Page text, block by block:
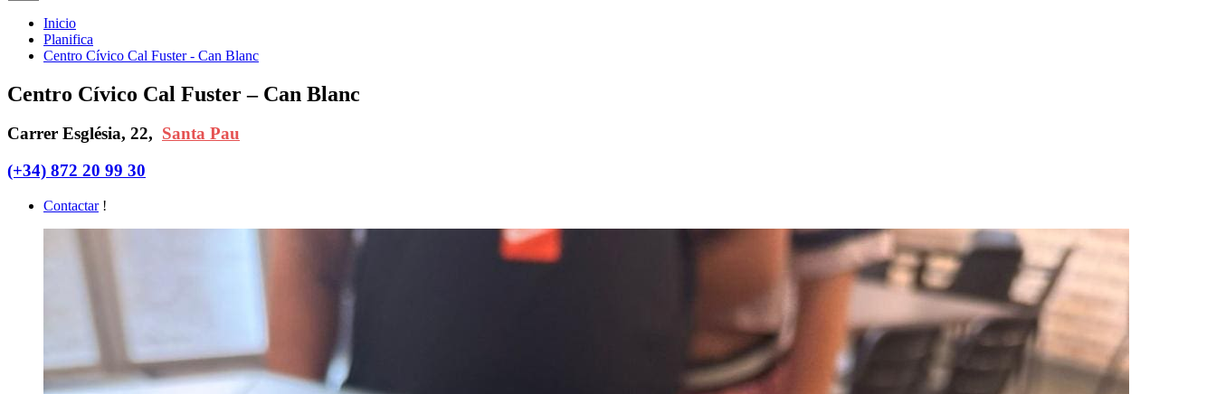
Inicio
Planifica
Centro Cívico Cal Fuster - Can Blanc
Centro Cívico Cal Fuster – Can Blanc
Carrer Església, 22, Santa Pau
(+34) 872 20 99 30
Contactar !